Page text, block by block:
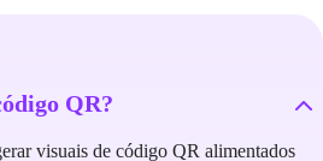
QR?
visuais de código QR alimentados